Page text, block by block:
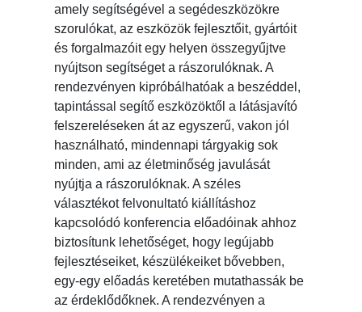
amely segítségével a segédeszközökre
szorulókat, az eszközök fejlesztőit, gyártóit
és forgalmazóit egy helyen összegyűjtve
nyújtson segítséget a rászorulóknak. A
rendezvényen kipróbálhatóak a beszéddel,
tapintással segítő eszközöktől a látásjavító
felszereléseken át az egyszerű, vakon jól
használható, mindennapi tárgyakig sok
minden, ami az életminőség javulását
nyújtja a rászorulóknak. A széles
választékot felvonultató kiállításhoz
kapcsolódó konferencia előadóinak ahhoz
biztosítunk lehetőséget, hogy legújabb
fejlesztéseiket, készülékeiket bővebben,
egy-egy előadás keretében mutathassák be
az érdeklődőknek. A rendezvényen a